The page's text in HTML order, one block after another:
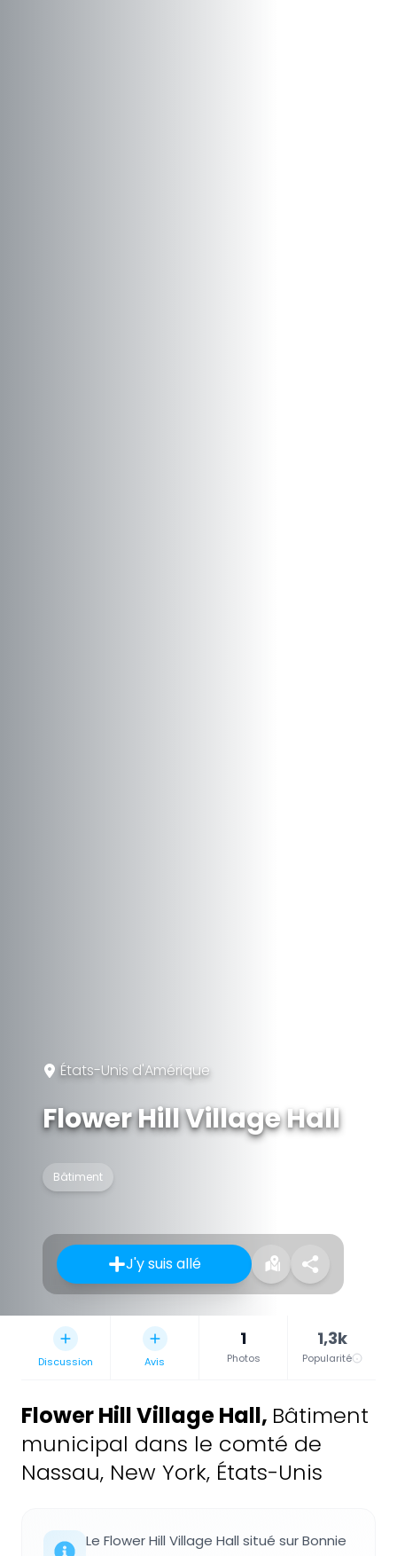
États-Unis d'Amérique
Flower Hill Village Hall
Bâtiment
J'y suis allé
Discussion Avis
1
Photos
1,3k
Popularité
Flower Hill Village Hall, Bâtiment
municipal dans le comté de
Nassau, New York, États-Unis
Le Flower Hill Village Hall situé sur Bonnie